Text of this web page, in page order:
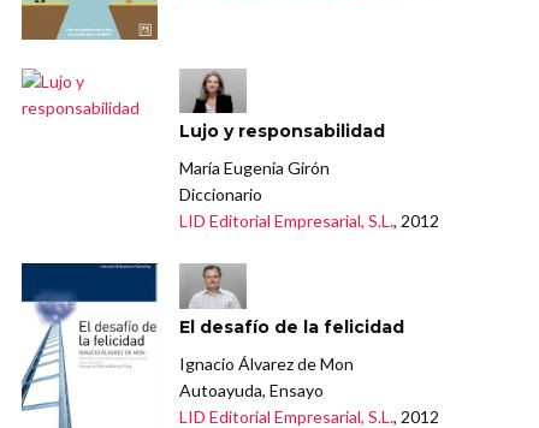
Lujo y responsabilidad
María Eugenia Girón
Diccionario
LID Editorial Empresarial, S.L., 2012
El desafío de la felicidad
Ignacio Álvarez de Mon
Autoayuda, Ensayo
LID Editorial Empresarial, S.L., 2012